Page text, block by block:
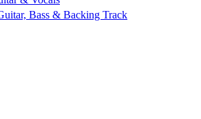
Bass & Backing Track